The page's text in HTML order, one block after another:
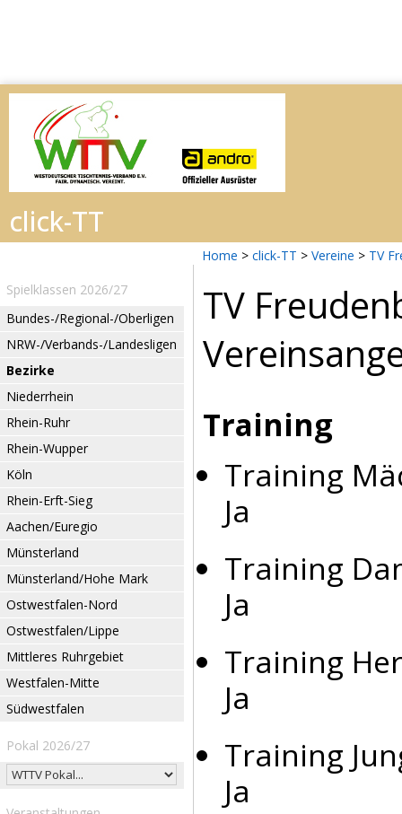
Home > click-TT > Vereine > TV
Spielklassen 2026/27
Bundes-/Regional-/Oberligen
NRW-/Verbands-/Landesligen
Bezirke
Niederrhein
Rhein-Ruhr
Rhein-Wupper
Köln
Rhein-Erft-Sieg
Aachen/Euregio
Münsterland
Münsterland/Hohe Mark
Ostwestfalen-Nord
Ostwestfalen/Lippe
Mittleres Ruhrgebiet
Westfalen-Mitte
Südwestfalen
Pokal 2026/27
TV
Training
Training
Ja
Training
Ja
Training
Ja
Training
Ja